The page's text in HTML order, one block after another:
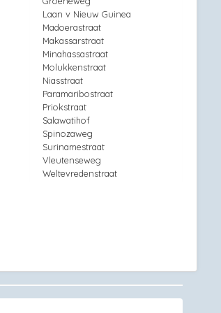
Laan v Nieuw Guinea
Madoerastraat
Makassarstraat
Minahassastraat
Molukkenstraat
Niasstraat
Paramaribostraat
Priokstraat
Salawatihof
Spinozaweg
Surinamestraat
Vleutenseweg
Weltevredenstraat